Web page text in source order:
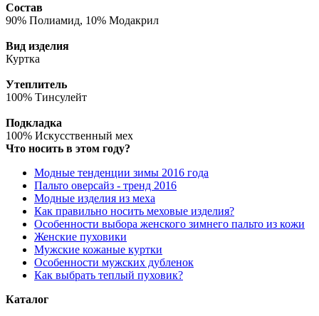
Состав
90% Полиамид, 10% Модакрил
Вид изделия
Куртка
Утеплитель
100% Тинсулейт
Подкладка
100% Искусственный мех
Что носить в этом году?
Модные тенденции зимы 2016 года
Пальто оверсайз - тренд 2016
Модные изделия из меха
Как правильно носить меховые изделия?
Особенности выбора женского зимнего пальто из кожи
Женские пуховики
Мужские кожаные куртки
Особенности мужских дубленок
Как выбрать теплый пуховик?
Каталог